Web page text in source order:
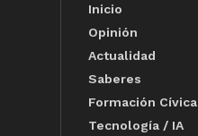
Inicio
Opinión
Actualidad
Saberes
Formación Cívica
Tecnología / IA